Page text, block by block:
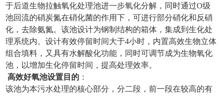
于后道生物拉触氧化处理池进一步氧化分解，同时通过O级
池回流的硝炭氮在硝化菌的作用下，可进行部分硝化和反硝
化，去除氨氮。该池设计为钢制结构的箱体，集成到生化处
理系统内。设计有效停留时间大于4小时，内置高效生物立体
组合填料，又具有水解酸化功能，同时可调节成为生物氧化
池，以增加生化停留时间，提高处理效率。
高效好氧池设置目的 ：
该池为本污水处理的核心部分，分二段，前一段在较高的有